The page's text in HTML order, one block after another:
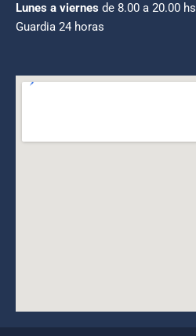
Lunes a viernes de 8.00 a 20.00 hs
Guardia 24 horas